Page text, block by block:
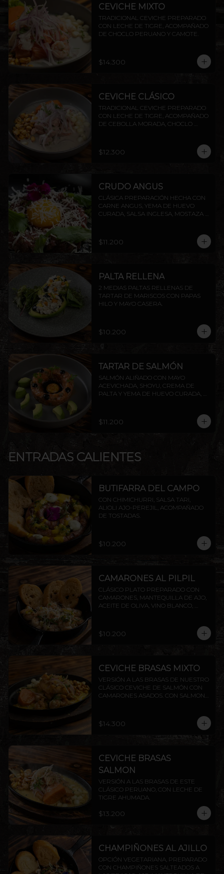
CEVICHE MIXTO
TRADICIONAL CEVICHE PREPARADO
CON LECHE DE TIGRE, ACOMPAÑADO
DE CHOCLO PERUANO Y CAMOTE.
$14.300
CEVICHE CLÁSICO
TRADICIONAL CEVICHE PREPARADO
CON LECHE DE TIGRE, ACOMPAÑADO
DE CEBOLLA MORADA, CHOCLO
$12.300
CRUDO ANGUS
CLÁSICA PREPARACIÓN HECHA CON
CARNE ANGUS, YEMA DE HUEVO
CURADA, SALSA INGLESA, MOSTAZA
DE TOSTADAS DE LA CASA.
$11.200
PALTA RELLENA
2 MEDIAS PALTAS RELLENAS DE
TARTAR DE MARISCOS CON PAPAS
HILO Y MAYO CASERA.
$10.200
TARTAR DE SALMÓN
SALMÓN ALIÑADO CON MAYO
ACEVICHADA, SHOYU, CREMA DE
PALTA Y YEMA DE HUEVO CURADA,
$11.200
ENTRADAS CALIENTES
BUTIFARRA DEL CAMPO
CON CHIMICHURRI, SALSA TARI,
ALIOLI AJO-PEREJIL, ACOMPAÑADO
DE TOSTADAS.
$10.200
CAMARONES AL PILPIL
CLÁSICO PLATO PREPARADO CON
CAMARONES, MANTEQUILLA DE AJO,
ACEITE DE OLIVA, VINO BLANCO,
$10.200
CEVICHE BRASAS MIXTO
VERSIÓN A LAS BRASAS DE NUESTRO
CLÁSICO CEVICHE DE SALMÓN CON
CAMARONES ASADOS. CON SALMON
$14.300
CEVICHE BRASAS
SALMON
VERSIÓN A LAS BRASAS DE ESTE
CLÁSICO PERUANO, CON LECHE DE
TIGRE AHUMADA.
$13.200
CHAMPIÑONES AL AJILLO
OPCIÓN VEGETARIANA, PREPARADO
CON CHAMPIÑONES SALTEADOS A